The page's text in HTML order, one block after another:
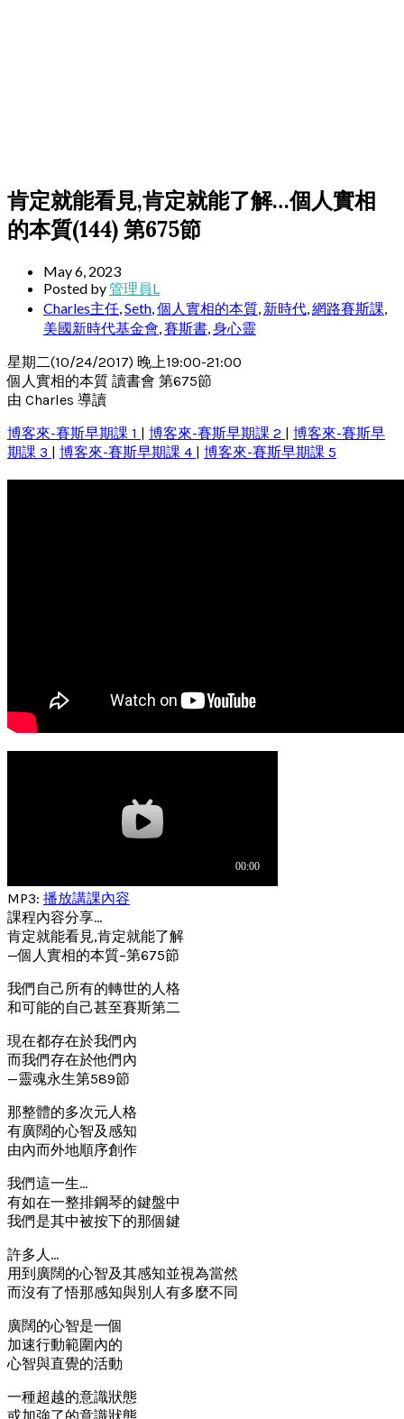
肯定就能看見,肯定就能了解…個人實相
的本質(144) 第675節
May 6, 2023
Posted by管理員L
Charles主任,Seth,個人實相的本質, 新時代,網路賽斯課,
美國新時代基金會,賽斯書,身心靈
星期二(10/24/2017) 晚上19:00-21:00
個人實相的本質 讀書會 第675節
由 Charles 導讀
博客來-賽斯早期課 1
博客來-賽斯早期課 2
博客來-賽斯早
期課 3
博客來-賽斯早期課 4 博客來-賽斯早期課 5
MP3: 播放講課內容
課程內容分享…
肯定就能看見,肯定就能了解
—個人實相的本質–第675節
我們自己所有的轉世的人格
和可能的自己甚至賽斯第二
現在都存在於我們內
而我們存在於他們內
—靈魂永生第589節
那整體的多次元人格
有廣闊的心智及感知
由內而外地順序創作
我們這一生…
有如在一整排鋼琴的鍵盤中
我們是其中被按下的那個鍵
許多人…
用到廣闊的心智及其感知並視為當然
而沒有了悟那感知與別人有多麼不同
廣闊的心智是一個
加速行動範圍內的
心智與直覺的活動
一種超越的意識狀態